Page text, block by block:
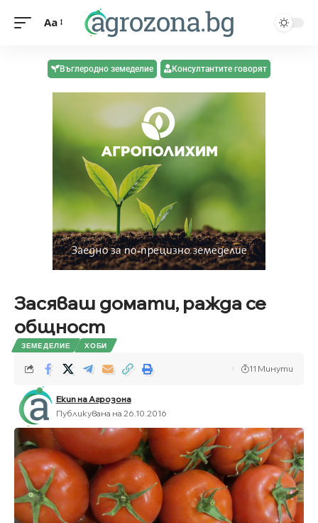
Aa
Въглеродно земеделие Консултантите говорят
Засяваш домати, ражда се
общност
ЗЕМЕДЕЛИЕ ХОБИ
Екип на Агрозона
Публикувана на 26.10.2016
11 Минути